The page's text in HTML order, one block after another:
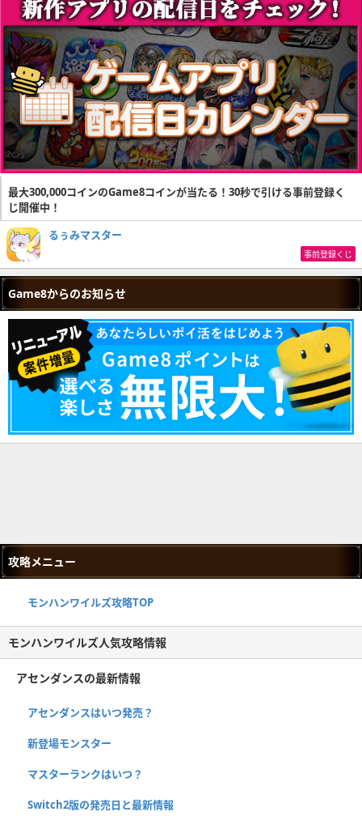
最大300,000コインのGame8コインが当たる！30秒で引ける事前登録く
じ開催中！
るぅみマスター
事前登録くじ
Game8からのお知らせ
攻略メニュー
モンハンワイルズ攻略TOP
モンハンワイルズ人気攻略情報
アセンダンスの最新情報
アセンダンスはいつ発売？
新登場モンスター
マスターランクはいつ？
Switch2版の発売日と最新情報